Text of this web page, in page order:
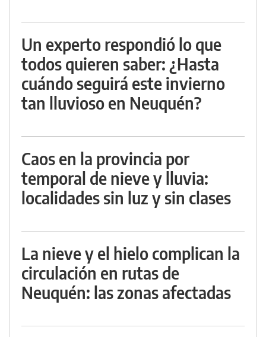
Un experto respondió lo que
todos quieren saber: ¿Hasta
cuándo seguirá este invierno
tan lluvioso en Neuquén?
Caos en la provincia por
temporal de nieve y lluvia:
localidades sin luz y sin clases
La nieve y el hielo complican la
circulación en rutas de
Neuquén: las zonas afectadas